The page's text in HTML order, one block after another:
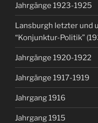
Jahrgänge 1923-1925
Lansburgh letzter
“Konjunktur-Politik”
Jahrgänge 1920-1922
Jahrgänge 1917-1919
Jahrgang 1916
Jahrgang 1915